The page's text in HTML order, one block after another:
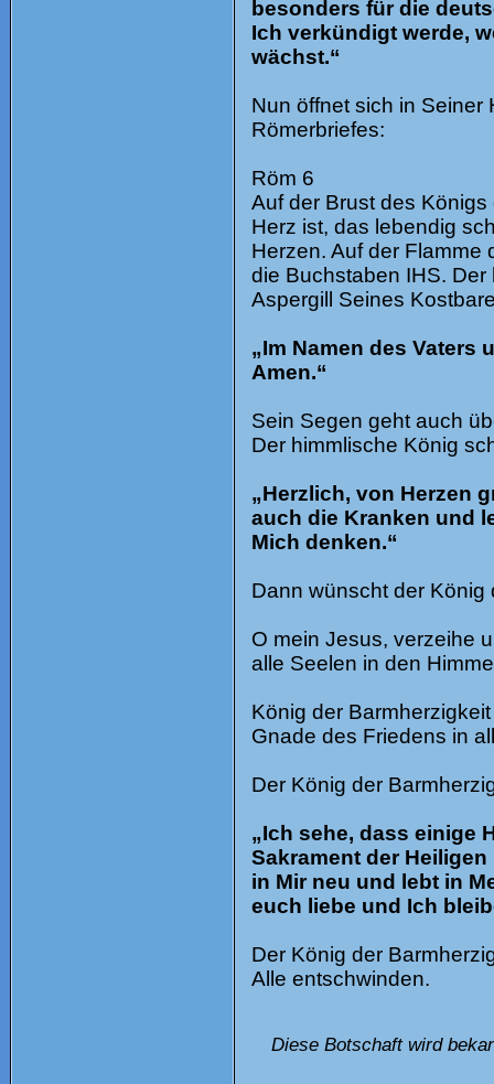
besonders für die
Ich verkündigt werde,
wächst.“
​Nun öffnet sich in Seiner
Römerbriefes:
Röm 6
​Auf der Brust des
Herz ist, das lebendig
Herzen. Auf der
die Buchstaben IHS.
Aspergill Seines
„Im Namen des Vaters
Amen.“
​Sein Segen geht auch
Der himmlische König
„Herzlich, von Herzen
auch die Kranken und
Mich denken.“
​Dann wünscht der
​O mein Jesus, verzeihe
alle Seelen in den
König der
Gnade des Friedens in
​Der König der
„Ich sehe, dass einige
Sakrament der
in Mir neu und lebt in
euch liebe und Ich
​Der König der
Alle entschwinden.
Diese Botschaft wird